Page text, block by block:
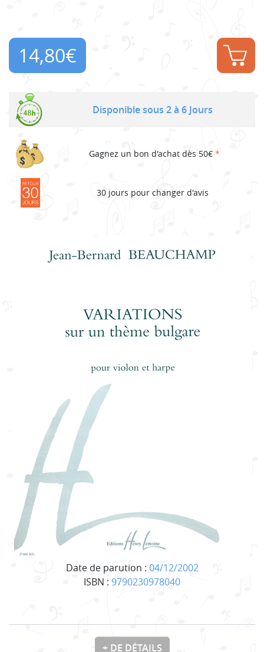
Date de parution : 04/12/2002
ISBN : 9790230978040
14,80€
Disponible sous 2 à 6 Jours
Gagnez un bon d'achat dès 50€ *
30 jours pour changer d'avis
+ DE DÉTAILS